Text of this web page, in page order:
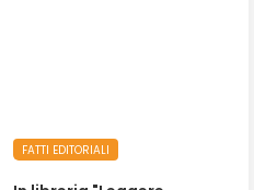
FATTI EDITORIALI